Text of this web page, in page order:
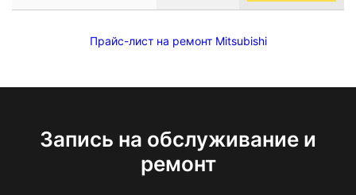
Прайс-лист на ремонт Mitsubishi
Запись на обслуживание и
ремонт